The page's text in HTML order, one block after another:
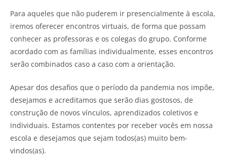
Para aqueles que não puderem ir presencialmente à escola,
iremos oferecer encontros virtuais, de forma que possam
conhecer as professoras e os colegas do grupo. Conforme
acordado com as famílias individualmente, esses encontros
serão combinados caso a caso com a orientação.
Apesar dos desafios que o período da pandemia nos impõe,
desejamos e acreditamos que serão dias gostosos, de
construção de novos vínculos, aprendizados coletivos e
individuais. Estamos contentes por receber vocês em nossa
escola e desejamos que sejam todos(as) muito bem-
vindos(as).